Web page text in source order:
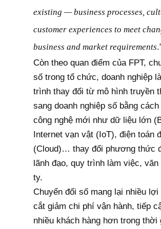
existing — business processes,
customer experiences to meet
business and market requirements
Còn theo quan điểm của FPT,
số trong tổ chức, doanh nghiệp
trình thay đổi từ mô hình truyền
sang doanh nghiệp số bằng cách
công nghệ mới như dữ liệu lớn
Internet vạn vật (IoT), điện toán
(Cloud)… thay đổi phương thức
lãnh đạo, quy trình làm việc, văn
ty.
Chuyển đổi số mang lại nhiều
cắt giảm chi phí vận hành, tiếp
nhiều khách hàng hơn trong thời